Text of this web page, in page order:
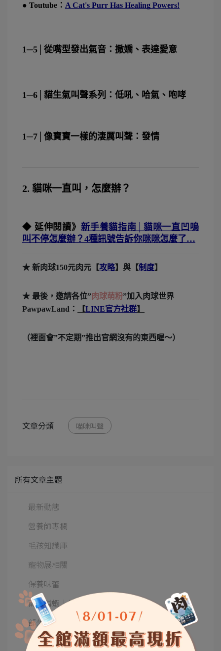
● Toutube： A Cat's Purr Has Healing Powers!
1─5│從嘴型發出氣音：撒嬌、表達愛意
1─6│貓生氣叫聲系列：低吼、哈氣、咆哮
1─7│像寶寶一樣的淒厲叫聲：發情
2. 貓咪一直叫，怎麼辦？
◆ 延伸閱讀》 新手養貓指南│貓咪一直凹嗚
叫不停怎麼辦？4種訊號告訴你咪咪怎麼了…
★ 新肉球150元肉元【攻略】與【制度】
★ 最後，邀請各位”肉球萌粉”加入肉球世界
PawpawLand：
【LINE官方社群】
（裡面會”不定期”推出官網沒有的東西喔～）
文章分類 喵咪叫聲
所有文章主題
最新動態
營養師專欄
毛孩知識庫
寵物展相關
保養味蕾
南極磷蝦│好評真實回饋
部落客文章
保養小教室